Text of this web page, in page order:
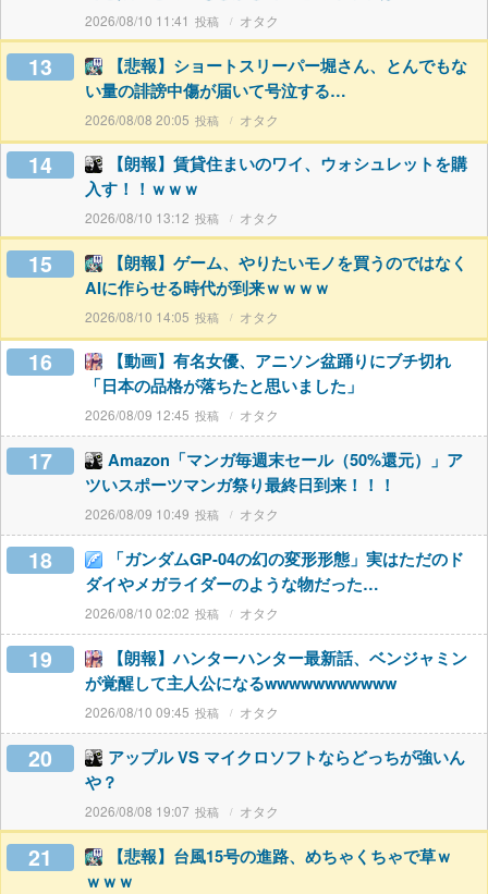
2026/08/10 11:41 オタク
13
【悲報】ショートスリーパー堀さん、とんでもな
い量の誹謗中傷が届いて号泣する…
2026/08/08 20:05 オタク
14
【朗報】賃貸住まいのワイ、ウォシュレットを購
入す！！ｗｗｗ
2026/08/10 13:12 オタク
15
【朗報】ゲーム、やりたいモノを買うのではなく
AIに作らせる時代が到来ｗｗｗｗ
2026/08/10 14:05 オタク
16
【動画】有名女優、アニソン盆踊りにブチ切れ
「日本の品格が落ちたと思いました」
2026/08/09 12:45 オタク
17
Amazon「マンガ毎週末セール（50%還元）」ア
ツいスポーツマンガ祭り最終日到来！！！
2026/08/09 10:49 オタク
18
「ガンダムGP-04の幻の変形形態」実はただのド
ダイやメガライダーのような物だった…
2026/08/10 02:02 オタク
19
【朗報】ハンターハンター最新話、ベンジャミン
が覚醒して主人公になるwwwwwwwwwww
2026/08/10 09:45 オタク
20
アップル VS マイクロソフトならどっちが強いん
や？
2026/08/08 19:07 オタク
21
【悲報】台風15号の進路、めちゃくちゃで草ｗ
ｗｗｗ